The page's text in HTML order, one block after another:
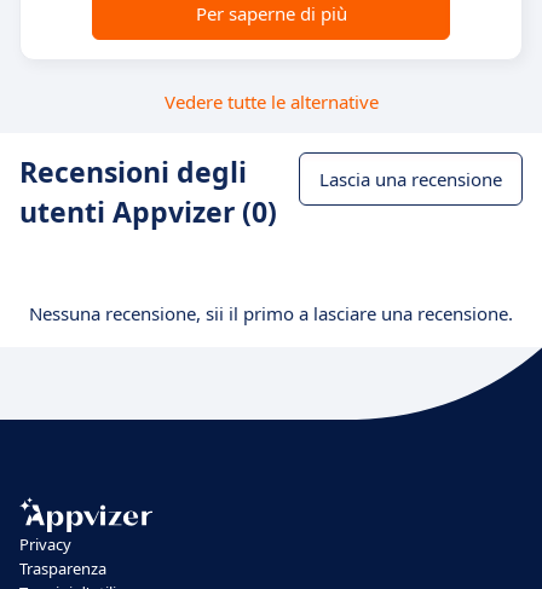
Per saperne di più
Vedere tutte le alternative
Recensioni degli
utenti Appvizer (0)
Lascia una recensione
Nessuna recensione, sii il primo a lasciare una recensione.
Privacy
Trasparenza